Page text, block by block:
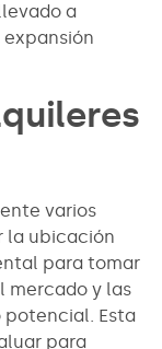
a
varios
la ubicación
para tomar
mercado y las
Esta
para